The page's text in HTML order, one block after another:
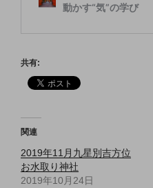
共有:
関連
2019年11月九星別吉方位
お水取り神社
2019年10月24日